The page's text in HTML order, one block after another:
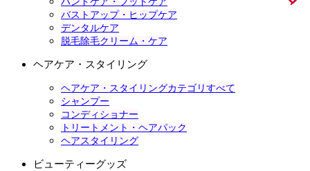
バストアップ・ヒップケア
デンタルケア
脱毛除毛クリーム・ケア
ヘアケア・スタイリング
ヘアケア・スタイリングカテゴリすべて
シャンプー
コンディショナー
トリートメント・ヘアパック
ヘアスタイリング
ビューティーグッズ